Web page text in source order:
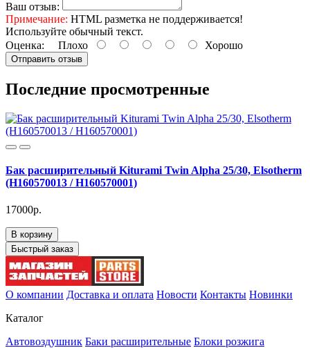
Ваш отзыв:
Примечание: HTML разметка не поддерживается!
Используйте обычный текст.
Оценка: Плохо Хорошо
Отправить отзыв
Последние просмотренные
Бак расширительный Kiturami Twin Alpha 25/30, Elsotherm
(H160570013 / H160570001)
17000р.
В корзину
Быстрый заказ
О компании Доставка и оплата Новости Контакты Новинки
Каталог
Автовоздушник Баки расширительные Блоки розжига